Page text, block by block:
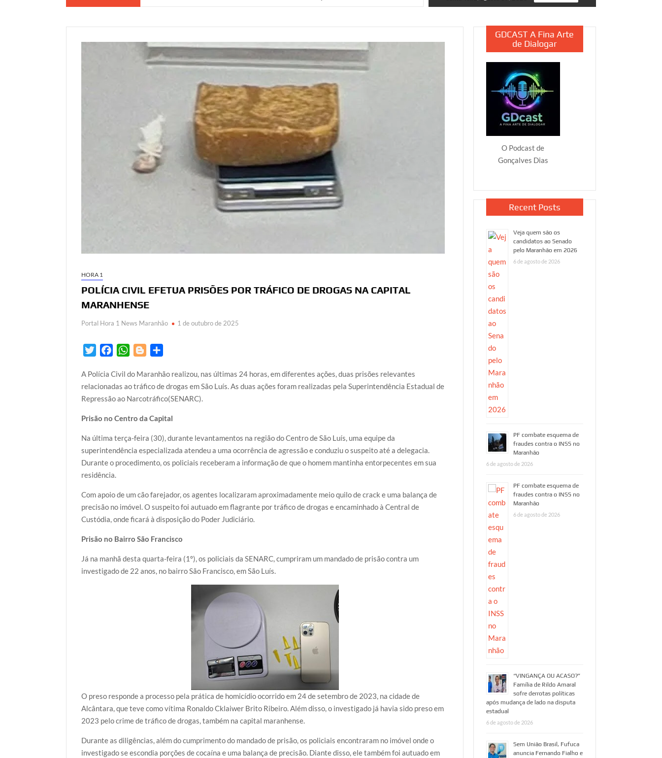
HORA 1
POLÍCIA CIVIL EFETUA PRISÕES POR TRÁFICO DE DROGAS NA CAPITAL
MARANHENSE
Portal Hora 1 News Maranhão 1 de outubro de 2025
i
t
t
e
c
e
b
o
k
W
a
t
s
p
o
g
g
e
a
r
e
A Polícia Civil do Maranhão realizou, nas últimas 24 horas, em diferentes ações, duas prisões relevantes
relacionadas ao tráfico de drogas em São Luís. As duas ações foram realizadas pela Superintendência Estadual de
Repressão ao Narcotráfico(SENARC).
Prisão no Centro da Capital
Na última terça-feira (30), durante levantamentos na região do Centro de São Luís, uma equipe da
superintendência especializada atendeu a uma ocorrência de agressão e conduziu o suspeito até a delegacia.
Durante o procedimento, os policiais receberam a informação de que o homem mantinha entorpecentes em sua
residência.
Com apoio de um cão farejador, os agentes localizaram aproximadamente meio quilo de crack e uma balança de
precisão no imóvel. O suspeito foi autuado em flagrante por tráfico de drogas e encaminhado à Central de
Custódia, onde ficará à disposição do Poder Judiciário.
Prisão no Bairro São Francisco
Já na manhã desta quarta-feira (1º), os policiais da SENARC, cumpriram um mandado de prisão contra um
investigado de 22 anos, no bairro São Francisco, em São Luís.
O preso responde a processo pela prática de homicídio ocorrido em 24 de setembro de 2023, na cidade de
Alcântara, que teve como vítima Ronaldo Cklaiwer Brito Ribeiro. Além disso, o investigado já havia sido preso em
2023 pelo crime de tráfico de drogas, também na capital maranhense.
Durante as diligências, além do cumprimento do mandado de prisão, os policiais encontraram no imóvel onde o
investigado se escondia porções de cocaína e uma balança de precisão. Diante disso, ele também foi autuado em
GDCAST A Fina Arte
de Dialogar
O Podcast de
Gonçalves Dias
Recent Posts
Veja quem são os
candidatos ao Senado
pelo Maranhão em 2026
6 de agosto de 2026
PF combate esquema de
fraudes contra o INSS no
Maranhão
6 de agosto de 2026
PF combate esquema de
fraudes contra o INSS no
Maranhão
6 de agosto de 2026
“VINGANÇA OU ACASO?”
Família de Rildo Amaral
sofre derrotas políticas
após mudança de lado na disputa
estadual
6 de agosto de 2026
Sem União Brasil, Fufuca
anuncia Fernando Fialho e